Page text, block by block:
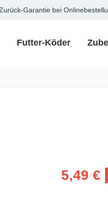
Garantie bei
Futter-Köder
5,49 €